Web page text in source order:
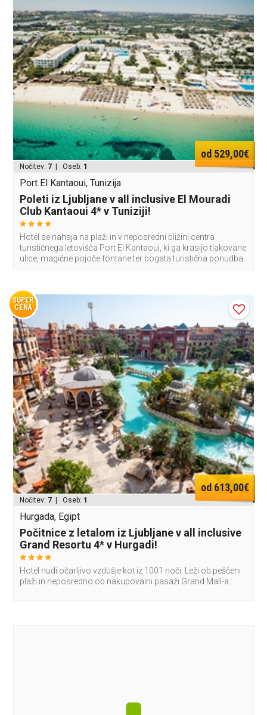
od 529,00€
Nočitev: 7 | Oseb: 1
Port El Kantaoui, Tunizija
Poleti iz Ljubljane v all inclusive El Mouradi
Club Kantaoui 4* v Tuniziji!
Hotel se nahaja na plaži in v neposredni bližini centra
turističnega letovišča Port El Kantaoui, ki ga krasijo tlakovane
ulice, magične pojoče fontane ter bogata turistična ponudba.
SUPER
CENA
od 613,00€
Nočitev: 7 | Oseb: 1
Hurgada, Egipt
Počitnice z letalom iz Ljubljane v all inclusive
Grand Resortu 4* v Hurgadi!
Hotel nudi očarljivo vzdušje kot iz 1001 noči. Leži ob peščeni
plaži in neposredno ob nakupovalni pasaži Grand Mall-a.